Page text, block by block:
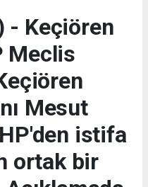
- Keçiören
Meclis
Mesut
istifa
ortak bir